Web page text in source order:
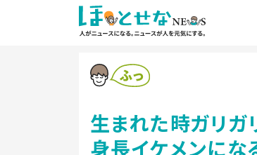
生まれた時ガリ
身長イケメンにな